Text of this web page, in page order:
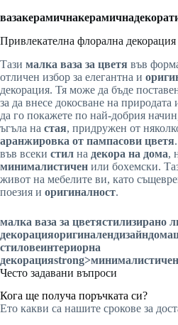
вазакерамичнакерамична
Привлекателна флорална декорация
Тази малка ваза за цветя във
отличен избор за елегантна и
декорация. Тя може да бъде
за да внесе докосване на природата
да го покажете по най-добрия
ъгъла на стая, придружен от
аранжировка от пампасови цветя
във всеки стил на декора на дома,
минималистичен или бохемски.
живот на мебелите ви, като
поезия и оригиналност.
малка ваза за цветястилизирано
декорацияоригиналендизайн
стиловеинтериорна
декорацияstrong>минималистичен
Често задавани въпроси
Кога ще получа поръчката си?
Ето какви са нашите срокове за